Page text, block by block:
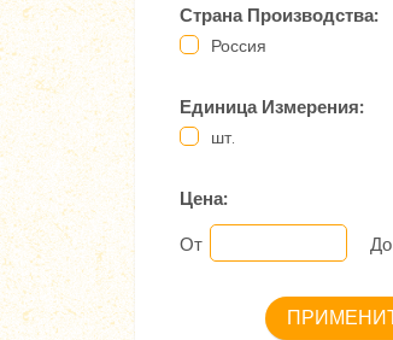
Страна Производства:
Россия
Единица Измерения:
шт.
Цена:
От До